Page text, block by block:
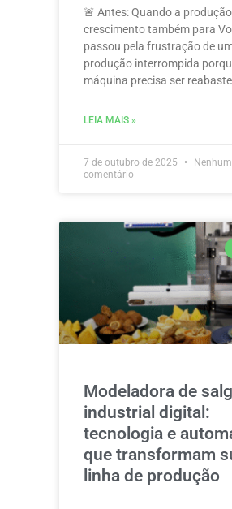
🚨 Antes: Quando a
crescimento também para
passou pela frustração de
produção interrompida
máquina precisa ser
LEIA MAIS »
7 de outubro de 2025
Nenhum
comentário
Modeladora de
industrial digital:
tecnologia e
que transformam
linha de produção